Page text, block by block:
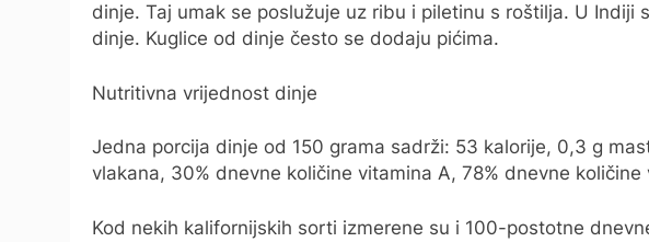
dinje. Taj umak se poslužuje uz ribu i piletinu s roštilja. U Indiji
dinje. Kuglice od dinje često se dodaju pićima.
Nutritivna vrijednost dinje
Jedna porcija dinje od 150 grama sadrži: 53 kalorije, 0,3 g
vlakana, 30% dnevne količine vitamina A, 78% dnevne količine
Kod nekih kalifornijskih sorti izmerene su i 100-postotne